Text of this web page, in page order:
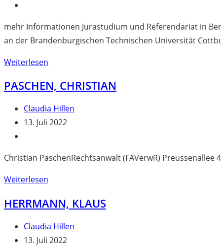
mehr Informationen Jurastudium und Referendariat in
an der Brandenburgischen Technischen Universität
Weiterlesen
PASCHEN, CHRISTIAN
Beitrags-
Autor:
Claudia Hillen
Beitrag
13. Juli 2022
Christian PaschenRechtsanwalt (FAVerwR) Preussenallee
Weiterlesen
HERRMANN, KLAUS
Beitrags-
Autor:
Claudia Hillen
Beitrag
13. Juli 2022